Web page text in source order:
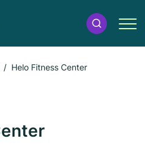
Helo Fitness Center